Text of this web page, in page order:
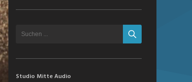
Studio Mitte Audio